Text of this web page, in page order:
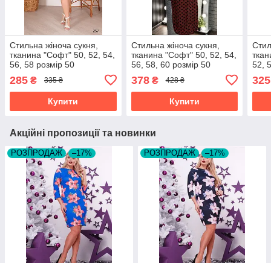
Стильна жіноча сукня,
тканина "Софт" 50, 52, 54,
56, 58 розмір 50
285 ₴ 335 ₴
Купити
Стильна жіноча сукня,
тканина "Софт" 50, 52, 54,
56, 58, 60 розмір 50
378₴ 428 ₴
Купити
52,
325
Акційні пропозиції та новинки
РОЗПРОДАЖ –17% РОЗПРОДАЖ –17%